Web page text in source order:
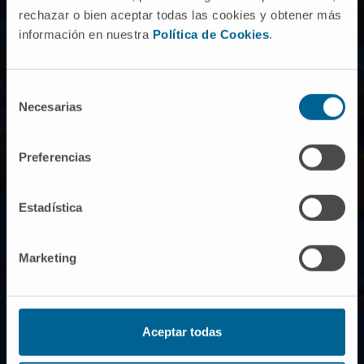
rechazar o bien aceptar todas las cookies y obtener más
información en nuestra Política de Cookies.
Necesarias
Preferencias
Estadística
Marketing
Aceptar todas
échographie abdomino-pelvienne, un
électrocardiogramme, une radiographie thoracique et, pour
Au bout de 15 semaines, nous disposerons des résultats du